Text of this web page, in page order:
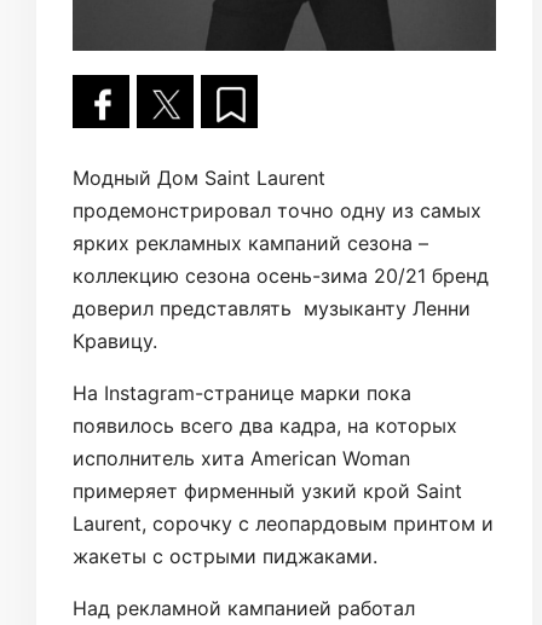
Модный Дом Saint Laurent
продемонстрировал точно одну из самых
ярких рекламных кампаний сезона –
коллекцию сезона осень-зима 20/21 бренд
доверил представлять музыканту Ленни
Кравицу.
На Instagram-странице марки пока
появилось всего два кадра, на которых
исполнитель хита American Woman
примеряет фирменный узкий крой Saint
Laurent, сорочку с леопардовым принтом и
жакеты с острыми пиджаками.
Над рекламной кампанией работал